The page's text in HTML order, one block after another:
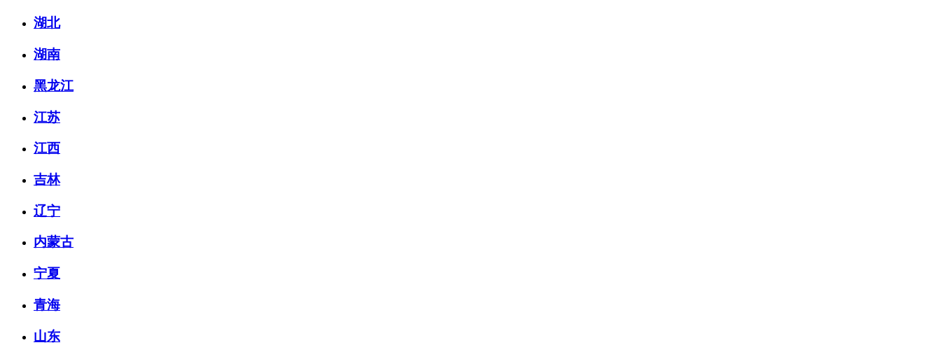
湖北
湖南
黑龙江
江苏
江西
吉林
辽宁
内蒙古
宁夏
青海
山东